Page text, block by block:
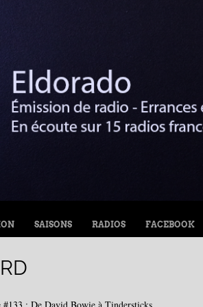
SAISONS RADIOS FACEBOOK